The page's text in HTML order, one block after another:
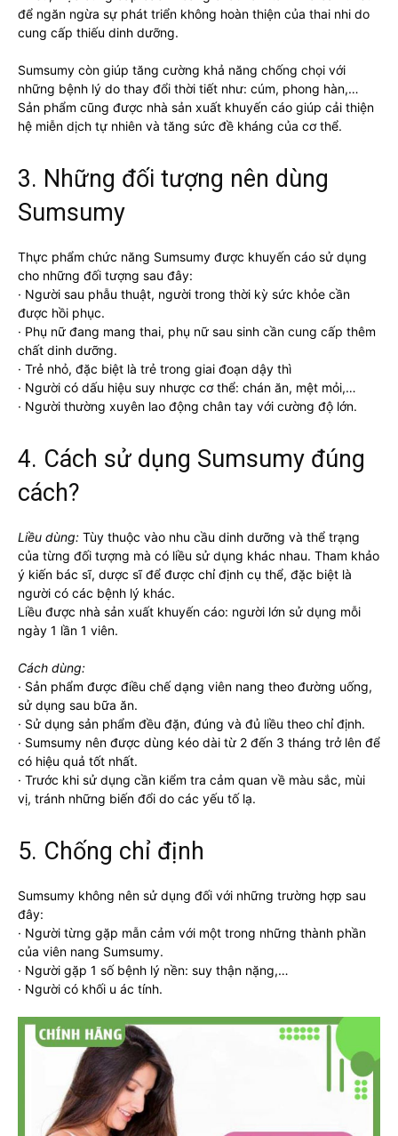
để ngăn ngừa sự phát triển không hoàn thiện của thai nhi do
cung cấp thiếu dinh dưỡng.
Sumsumy còn giúp tăng cường khả năng chống chọi với
những bệnh lý do thay đổi thời tiết như: cúm, phong hàn,…
Sản phẩm cũng được nhà sản xuất khuyến cáo giúp cải thiện
hệ miễn dịch tự nhiên và tăng sức đề kháng của cơ thể.
3. Những đối tượng nên dùng
Sumsumy
Thực phẩm chức năng Sumsumy được khuyến cáo sử dụng
cho những đối tượng sau đây:
· Người sau phẫu thuật, người trong thời kỳ sức khỏe cần
được hồi phục.
· Phụ nữ đang mang thai, phụ nữ sau sinh cần cung cấp thêm
chất dinh dưỡng.
· Trẻ nhỏ, đặc biệt là trẻ trong giai đoạn dậy thì
· Người có dấu hiệu suy nhược cơ thể: chán ăn, mệt mỏi,…
· Người thường xuyên lao động chân tay với cường độ lớn.
4. Cách sử dụng Sumsumy đúng
cách?
Liều dùng: Tùy thuộc vào nhu cầu dinh dưỡng và thể trạng
của từng đối tượng mà có liều sử dụng khác nhau. Tham khảo
ý kiến bác sĩ, dược sĩ để được chỉ định cụ thể, đặc biệt là
người có các bệnh lý khác.
Liều được nhà sản xuất khuyến cáo: người lớn sử dụng mỗi
ngày 1 lần 1 viên.
Cách dùng:
· Sản phẩm được điều chế dạng viên nang theo đường uống,
sử dụng sau bữa ăn.
· Sử dụng sản phẩm đều đặn, đúng và đủ liều theo chỉ định.
· Sumsumy nên được dùng kéo dài từ 2 đến 3 tháng trở lên để
có hiệu quả tốt nhất.
· Trước khi sử dụng cần kiểm tra cảm quan về màu sắc, mùi
vị, tránh những biến đổi do các yếu tố lạ.
5. Chống chỉ định
Sumsumy không nên sử dụng đối với những trường hợp sau
đây:
· Người từng gặp mẫn cảm với một trong những thành phần
của viên nang Sumsumy.
· Người gặp 1 số bệnh lý nền: suy thận nặng,…
· Người có khối u ác tính.